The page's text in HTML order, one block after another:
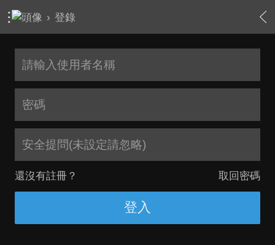
› 登錄
安全提問(未設定請忽略)
還沒有註冊？ 取回密碼
登入